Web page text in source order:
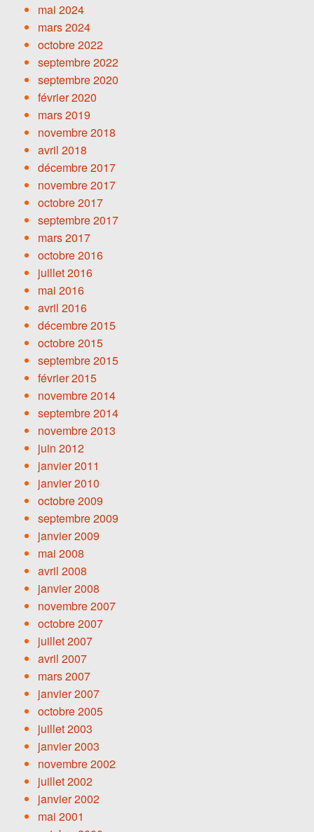
mai 2024
mars 2024
octobre 2022
septembre 2022
septembre 2020
février 2020
mars 2019
novembre 2018
avril 2018
décembre 2017
novembre 2017
octobre 2017
septembre 2017
mars 2017
octobre 2016
juillet 2016
mai 2016
avril 2016
décembre 2015
octobre 2015
septembre 2015
février 2015
novembre 2014
septembre 2014
novembre 2013
juin 2012
janvier 2011
janvier 2010
octobre 2009
septembre 2009
janvier 2009
mai 2008
avril 2008
janvier 2008
novembre 2007
octobre 2007
juillet 2007
avril 2007
mars 2007
janvier 2007
octobre 2005
juillet 2003
janvier 2003
novembre 2002
juillet 2002
janvier 2002
mai 2001